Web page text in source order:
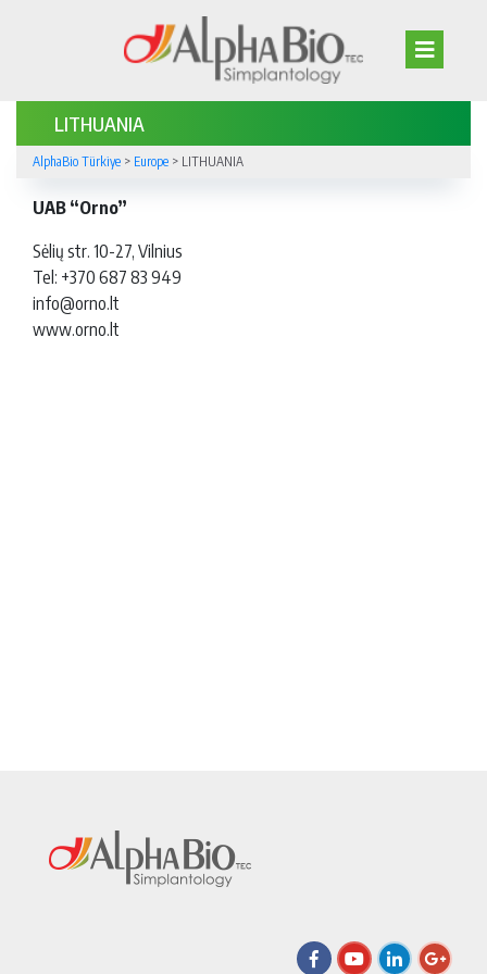
LITHUANIA
AlphaBio Türkiye > Europe > LITHUANIA
UAB “Orno”
Sėlių str. 10-27, Vilnius
Tel: +370 687 83 949
info@orno.lt
www.orno.lt